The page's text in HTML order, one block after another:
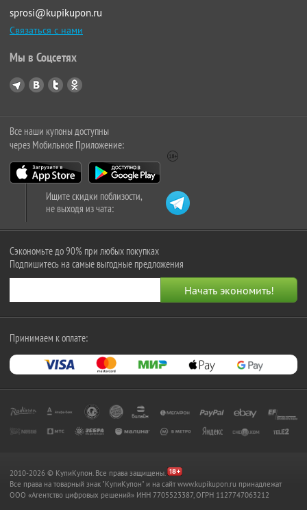
sprosi@kupikupon.ru
Связаться с нами
Мы в Соцсетях
Все наши купоны доступны
через Мобильное Приложение:
Ищите скидки поблизости,
не выходя из чата:
Сэкономьте до 90% при любых покупках
Подпишитесь на самые выгодные предложения
Принимаем к оплате:
2010-2026 © КупиКупон. Все права защищены.
Все права на товарный знак "КупиКупон" и на сайт www.kupikupon.ru принадлежат
OOO «Агентство цифровых решений» ИНН 7705523387, ОГРН 1127747063212